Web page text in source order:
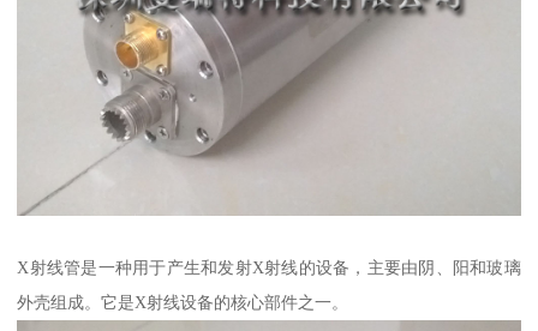
X射线管是一种用于产生和发射X射线的设备，主要由阴、阳和玻璃
外壳组成。它是X射线设备的核心部件之一。